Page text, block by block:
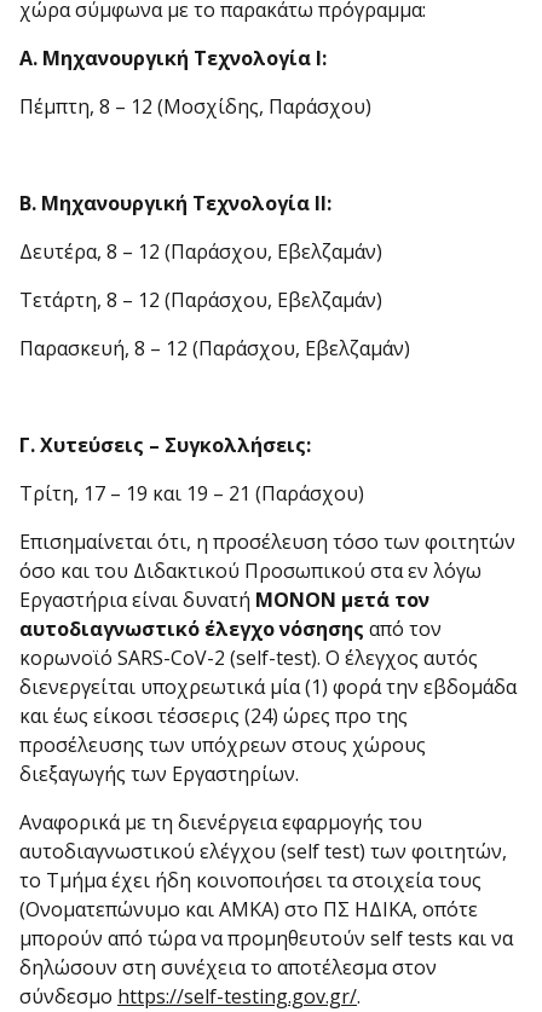
χώρα σύμφωνα με το παρακάτω πρόγραμμα:
Α. Μηχανουργική Τεχνολογία Ι:
Πέμπτη, 8 – 12 (Μοσχίδης, Παράσχου)
Β. Μηχανουργική Τεχνολογία ΙΙ:
Δευτέρα, 8 – 12 (Παράσχου, Εβελζαμάν)
Τετάρτη, 8 – 12 (Παράσχου, Εβελζαμάν)
Παρασκευή, 8 – 12 (Παράσχου, Εβελζαμάν)
Γ. Χυτεύσεις – Συγκολλήσεις:
Τρίτη, 17 – 19 και 19 – 21 (Παράσχου)
Επισημαίνεται ότι, η προσέλευση τόσο των φοιτητών
όσο και του Διδακτικού Προσωπικού στα εν λόγω
Εργαστήρια είναι δυνατή ΜΟΝΟΝ μετά τον
αυτοδιαγνωστικό έλεγχο νόσησης από τον
κορωνοϊό SARS-CoV-2 (self-test). Ο έλεγχος αυτός
διενεργείται υποχρεωτικά μία (1) φορά την εβδομάδα
και έως είκοσι τέσσερις (24) ώρες προ της
προσέλευσης των υπόχρεων στους χώρους
διεξαγωγής των Εργαστηρίων.
Αναφορικά με τη διενέργεια εφαρμογής του
αυτοδιαγνωστικού ελέγχου (self test) των φοιτητών,
το Τμήμα έχει ήδη κοινοποιήσει τα στοιχεία τους
(Ονοματεπώνυμο και ΑΜΚΑ) στο ΠΣ ΗΔΙΚΑ, οπότε
μπορούν από τώρα να προμηθευτούν self tests και να
δηλώσουν στη συνέχεια το αποτέλεσμα στον
σύνδεσμο https://self-testing.gov.gr/.